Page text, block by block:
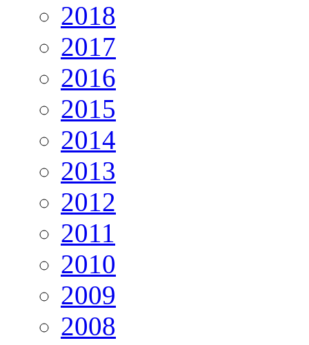
2018
2017
2016
2015
2014
2013
2012
2011
2010
2009
2008